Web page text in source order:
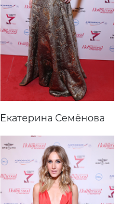
Екатерина Семёнова